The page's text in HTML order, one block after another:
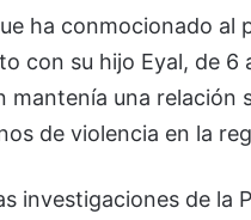
ha conmocionado al
con su hijo Eyal, de
mantenía una
de violencia en la
investigaciones de la